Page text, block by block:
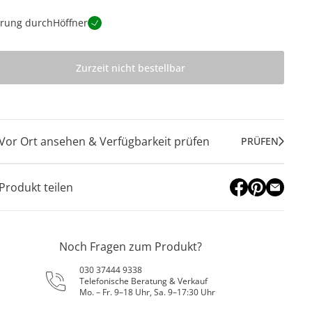
durchHöffner
Zurzeit nicht bestellbar
Ort ansehen & Verfügbarkeit prüfen PRÜFEN
teilen
Noch Fragen zum Produkt?
030 37444 9338
Telefonische Beratung & Verkauf
Mo. – Fr. 9–18 Uhr, Sa. 9–17:30 Uhr